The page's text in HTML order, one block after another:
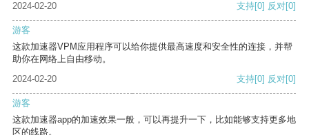
2024-02-20 支持[0] 反对[0]
游客
这款加速器VPM应用程序可以给你提供最高速度和安全性的连接，并帮
助你在网络上自由移动。
2024-02-20
支持[0] 反对[0]
游客
这款加速器app的加速效果一般，可以再提升一下，比如能够支持更多地
区的线路。